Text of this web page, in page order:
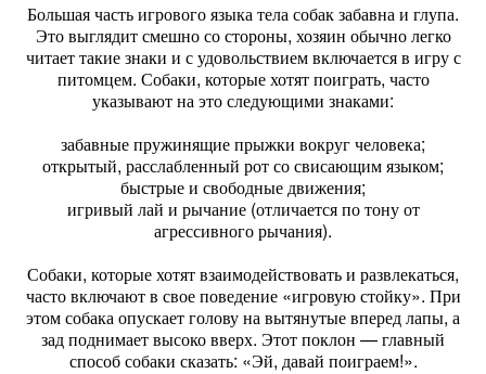
Большая часть игрового языка тела собак забавна и глупа.
Это выглядит смешно со стороны, хозяин обычно легко
читает такие знаки и с удовольствием включается в игру с
питомцем. Собаки, которые хотят поиграть, часто
указывают на это следующими знаками:
забавные пружинящие прыжки вокруг человека;
открытый, расслабленный рот со свисающим языком;
быстрые и свободные движения;
игривый лай и рычание (отличается по тону от
агрессивного рычания).
Собаки, которые хотят взаимодействовать и развлекаться,
часто включают в свое поведение «игровую стойку». При
этом собака опускает голову на вытянутые вперед лапы, а
зад поднимает высоко вверх. Этот поклон — главный
способ собаки сказать: «Эй, давай поиграем!».